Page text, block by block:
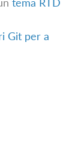
tema RTD
Git per a